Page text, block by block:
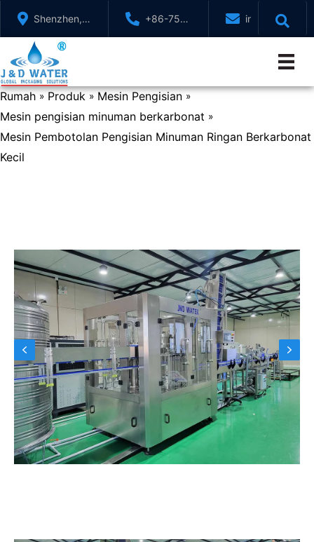
kandungan
Shenzhen,
GuangDong,
China
+86-755-
88321071
Rumah » Produk » Mesin Pengisian »
Mesin pengisian minuman berkarbonat »
Mesin Pembotolan Pengisian Minuman Ringan Berkarbonat
Kecil